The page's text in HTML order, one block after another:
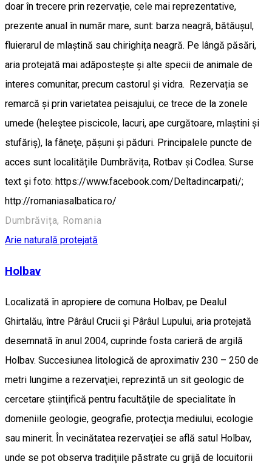
doar în trecere prin rezervație, cele mai reprezentative,
prezente anual în număr mare, sunt: barza neagră, bătăușul,
fluierarul de mlaștină sau chirighița neagră. Pe lângă păsări,
aria protejată mai adăpostește și alte specii de animale de
interes comunitar, precum castorul și vidra. Rezervația se
remarcă și prin varietatea peisajului, ce trece de la zonele
umede (heleştee piscicole, lacuri, ape curgătoare, mlaştini și
stufăriş), la fâneţe, păşuni şi păduri. Principalele puncte de
acces sunt localitățile Dumbrăvița, Rotbav și Codlea. Surse
text și foto: https://www.facebook.com/Deltadincarpati/;
http://romaniasalbatica.ro/
Dumbrăvița, Romania
Arie naturală protejată
Holbav
Localizată în apropiere de comuna Holbav, pe Dealul
Ghirtalău, între Pârâul Crucii şi Pârâul Lupului, aria protejată
desemnată în anul 2004, cuprinde fosta carieră de argilă
Holbav. Succesiunea litologică de aproximativ 230 – 250 de
metri lungime a rezervaţiei, reprezintă un sit geologic de
cercetare ştiinţifică pentru facultăţile de specialitate în
domeniile geologie, geografie, protecţia mediului, ecologie
sau minerit. În vecinătatea rezervaţiei se află satul Holbav,
unde se pot observa tradiţiile păstrate cu grijă de locuitorii